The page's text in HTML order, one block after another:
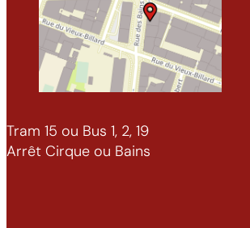
Tram 15 ou Bus 1, 2, 19
Arrêt Cirque ou Bains